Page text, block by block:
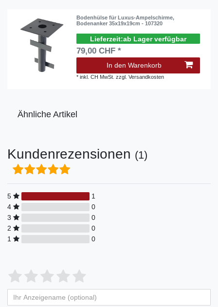
Bodenhülse für Luxus-Ampelschirme,
Bodenanker 35x19x19cm - 107320
ab Lager verfügbar
79,00 CHF *
In den Warenkorb
*inkl. CH MwSt. zzgl.Versandkosten
Ähnliche Artikel
Kundenrezensionen (1)
5
1
4
0
3
0
2
0
1
0
Bewertungssterne
von
4
von
3
von
2
von
1
von